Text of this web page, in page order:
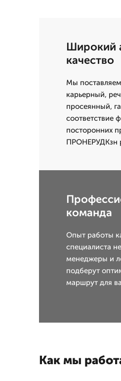
Широкий
качество
Мы
карьерный,
просеянный,
соответствие
посторонних
ПРОНЕРУДКзн
команда
Опыт работы
специалиста
менеджеры и
подберут
маршрут для
Как мы